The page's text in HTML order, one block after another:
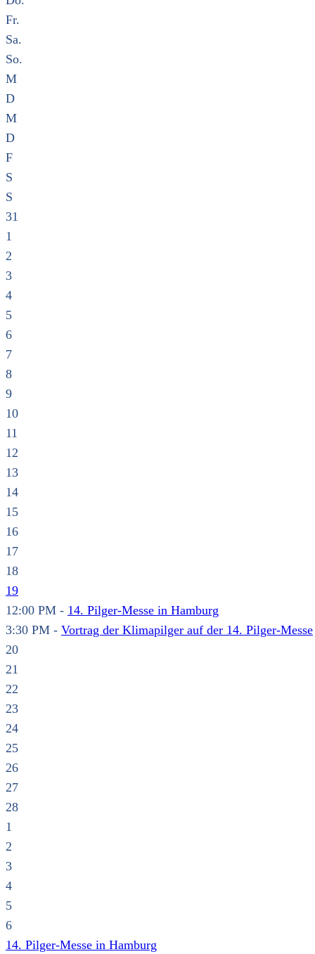
Fr.
Sa.
So.
M
D
M
D
F
S
S
31
1
2
3
4
5
6
7
8
9
10
11
12
13
14
15
16
17
18
19
12:00 PM - 14. Pilger-Messe in Hamburg
3:30 PM - Vortrag der Klimapilger auf der 14. Pilger-Messe
20
21
22
23
24
25
26
27
28
1
2
3
4
5
6
14. Pilger-Messe in Hamburg